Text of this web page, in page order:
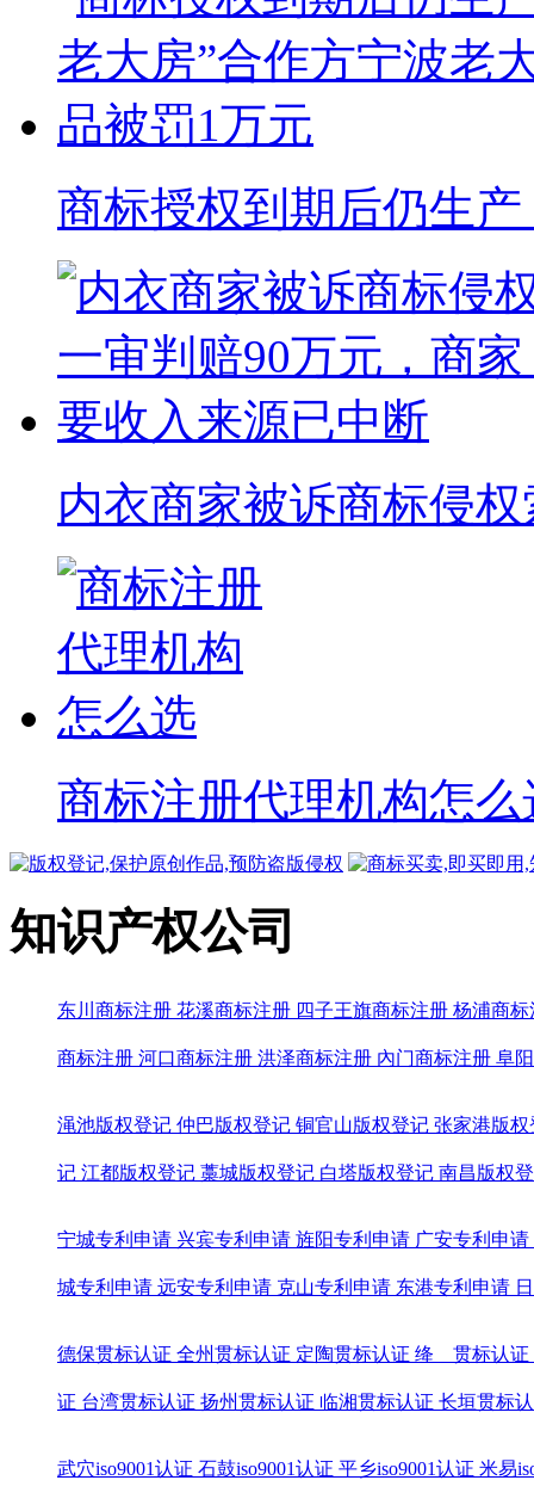
商标授权到期后仍生产
内衣商家被诉商标侵
商标注册代理机构怎么
知识产权公司
东川商标注册 花溪商标注册 四子王旗商标注册 杨浦商标
商标注册 河口商标注册 洪泽商标注册 內门商标注册 阜
渑池版权登记 仲巴版权登记 铜官山版权登记 张家港版权
记 江都版权登记 藁城版权登记 白塔版权登记 南昌版权
宁城专利申请 兴宾专利申请 旌阳专利申请 广安专利申请
城专利申请 远安专利申请 克山专利申请 东港专利申请
德保贯标认证 全州贯标认证 定陶贯标认证 绛 贯标认证
证 台湾贯标认证 扬州贯标认证 临湘贯标认证 长垣贯标
武穴iso9001认证 石鼓iso9001认证 平乡iso9001认证 米易